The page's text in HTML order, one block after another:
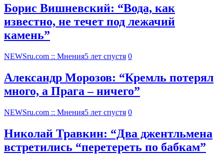
Борис Вишневский: “Вода, как
известно, не течет под лежачий
камень”
NEWSru.com :: Мнения5 лет спустя 0
Александр Морозов: “Кремль потерял
много, а Прага – ничего”
NEWSru.com :: Мнения5 лет спустя 0
Николай Травкин: “Два джентльмена
встретились “перетереть по бабкам”